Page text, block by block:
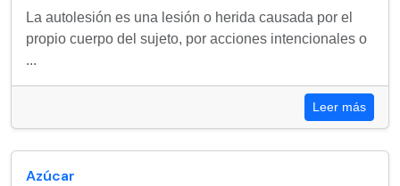
La autolesión es una lesión o herida causada por el
propio cuerpo del sujeto, por acciones intencionales o
...
Leer más
Azúcar